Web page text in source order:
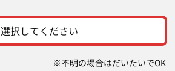
選択してください
※不明の場合はだいたいでOK